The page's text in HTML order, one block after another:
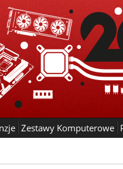
Zestawy Komputerowe